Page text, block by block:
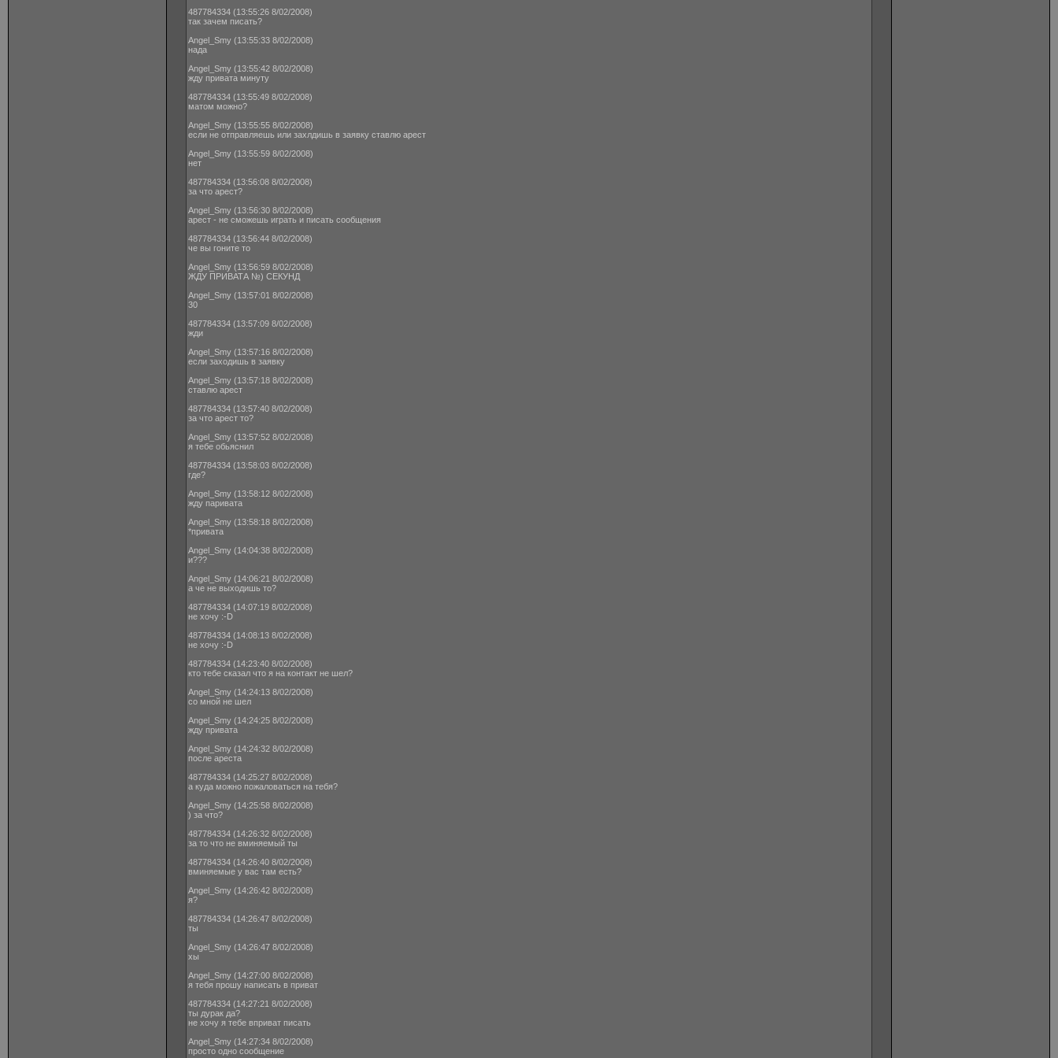
487784334 (13:55:26 8/02/2008)
так зачем писать?
Angel_Smy (13:55:33 8/02/2008)
нада
Angel_Smy (13:55:42 8/02/2008)
жду привата минуту
487784334 (13:55:49 8/02/2008)
матом можно?
Angel_Smy (13:55:55 8/02/2008)
если не отправляешь или захлдишь в заявку ставлю арест
Angel_Smy (13:55:59 8/02/2008)
нет
487784334 (13:56:08 8/02/2008)
за что арест?
Angel_Smy (13:56:30 8/02/2008)
арест - не сможешь играть и писать сообщения
487784334 (13:56:44 8/02/2008)
че вы гоните то
Angel_Smy (13:56:59 8/02/2008)
ЖДУ ПРИВАТА №) СЕКУНД
Angel_Smy (13:57:01 8/02/2008)
30
487784334 (13:57:09 8/02/2008)
жди
Angel_Smy (13:57:16 8/02/2008)
если заходишь в заявку
Angel_Smy (13:57:18 8/02/2008)
ставлю арест
487784334 (13:57:40 8/02/2008)
за что арест то?
Angel_Smy (13:57:52 8/02/2008)
я тебе обьяснил
487784334 (13:58:03 8/02/2008)
где?
Angel_Smy (13:58:12 8/02/2008)
жду паривата
Angel_Smy (13:58:18 8/02/2008)
*привата
Angel_Smy (14:04:38 8/02/2008)
и???
Angel_Smy (14:06:21 8/02/2008)
а че не выходишь то?
487784334 (14:07:19 8/02/2008)
не хочу :-D
487784334 (14:08:13 8/02/2008)
не хочу :-D
487784334 (14:23:40 8/02/2008)
кто тебе сказал что я на контакт не шел?
Angel_Smy (14:24:13 8/02/2008)
со мной не шел
Angel_Smy (14:24:25 8/02/2008)
жду привата
Angel_Smy (14:24:32 8/02/2008)
после ареста
487784334 (14:25:27 8/02/2008)
а куда можно пожаловаться на тебя?
Angel_Smy (14:25:58 8/02/2008)
) за что?
487784334 (14:26:32 8/02/2008)
за то что не вминяемый ты
487784334 (14:26:40 8/02/2008)
вминяемые у вас там есть?
Angel_Smy (14:26:42 8/02/2008)
я?
487784334 (14:26:47 8/02/2008)
ты
Angel_Smy (14:26:47 8/02/2008)
хы
Angel_Smy (14:27:00 8/02/2008)
я тебя прошу написать в приват
487784334 (14:27:21 8/02/2008)
ты дурак да?
не хочу я тебе вприват писать
Angel_Smy (14:27:34 8/02/2008)
просто одно сообщение